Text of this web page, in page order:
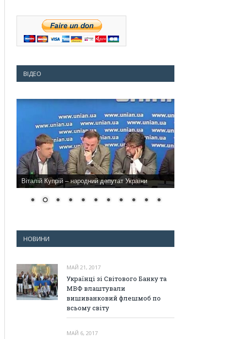
ВІДЕО
Віталій Купрій – народний депутат України
НОВИНИ
МАЙ 21, 2017
Українці зі Світового Банку та
МВФ влаштували
вишиванковий флешмоб по
всьому світу
МАЙ 6, 2017